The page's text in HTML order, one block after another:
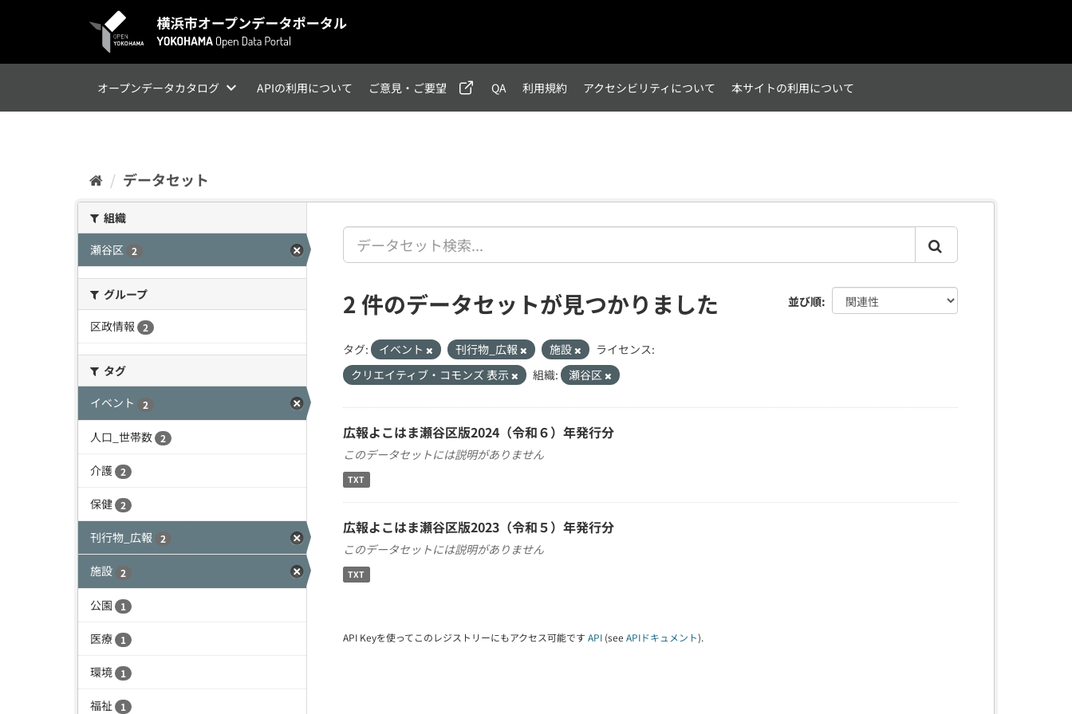
オープンデータカタログ APIの利用について ご意見・ご要望 QA 利用規約 アクセシビリティについて 本サイトの利用について
データセット
組織
瀬谷区 2
グループ
区政情報
2
タグ
イベント
2
人口_世帯数 2
介護 2
保健 2
刊行物_広報 2
施設 2
公園 1
医療 1
環境 1
福祉 1
並び順
2 件のデータセットが見つかりました
タグ: イベント 刊行物_広報 施設
ライセンス:
クリエイティブ・コモンズ 表示
組織: 瀬谷区
広報よこはま瀬谷区版2024（令和６）年発行分
このデータセットには説明がありません
TXT
広報よこはま瀬谷区版2023（令和５）年発行分
このデータセットには説明がありません
TXT
API Keyを使ってこのレジストリーにもアクセス可能です API (see APIドキュメント).